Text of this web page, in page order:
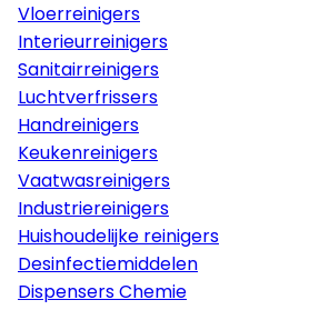
Vloerreinigers
Interieurreinigers
Sanitairreinigers
Luchtverfrissers
Handreinigers
Keukenreinigers
Vaatwasreinigers
Industriereinigers
Huishoudelijke reinigers
Desinfectiemiddelen
Dispensers Chemie